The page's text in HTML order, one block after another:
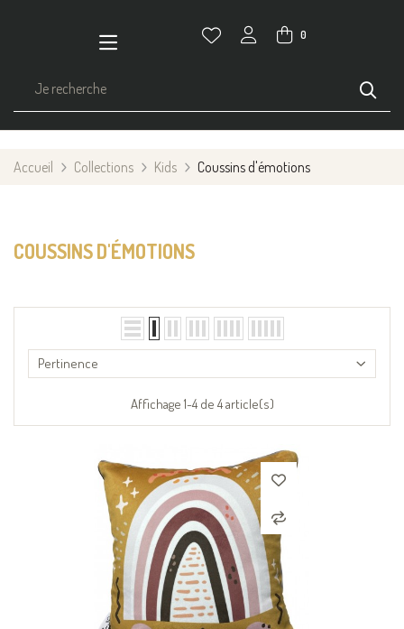
0
Accueil Collections Kids Coussins d'émotions
COUSSINS D'ÉMOTIONS
Pertinence
Affichage 1-4 de 4 article(s)